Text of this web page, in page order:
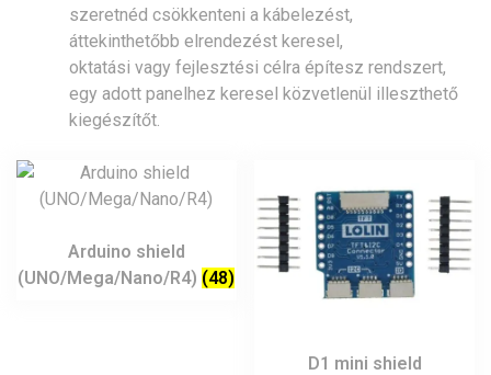
szeretnéd csökkenteni a kábelezést,
áttekinthetőbb elrendezést keresel,
oktatási vagy fejlesztési célra építesz rendszert,
egy adott panelhez keresel közvetlenül illeszthető
kiegészítőt.
Arduino shield
(UNO/Mega/Nano/R4) (48)
D1 mini shield